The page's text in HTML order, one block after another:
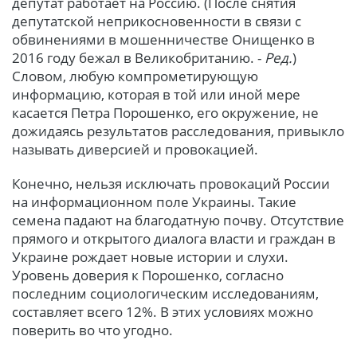
депутатской неприкосновенности в связи с
обвинениями в мошенничестве Онищенко в
2016 году бежал в Великобританию. - Ред.)
Словом, любую компрометирующую
информацию, которая в той или иной мере
касается Петра Порошенко, его окружение, не
дожидаясь результатов расследования, привыкло
называть диверсией и провокацией.
Конечно, нельзя исключать провокаций России
на информационном поле Украины. Такие
семена падают на благодатную почву. Отсутствие
прямого и открытого диалога власти и граждан в
Украине рождает новые истории и слухи.
Уровень доверия к Порошенко, согласно
последним социологическим исследованиям,
составляет всего 12%. В этих условиях можно
поверить во что угодно.